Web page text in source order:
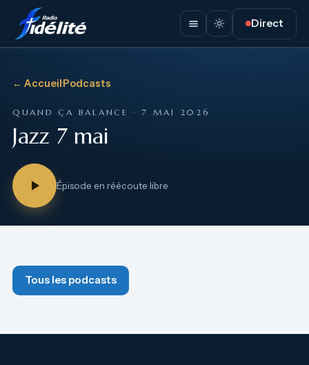
Direct
← Accueil·Podcasts
QUAND ÇA BALANCE · 7 MAI 2026
Jazz 7 mai
Épisode en réécoute libre
Tous les podcasts